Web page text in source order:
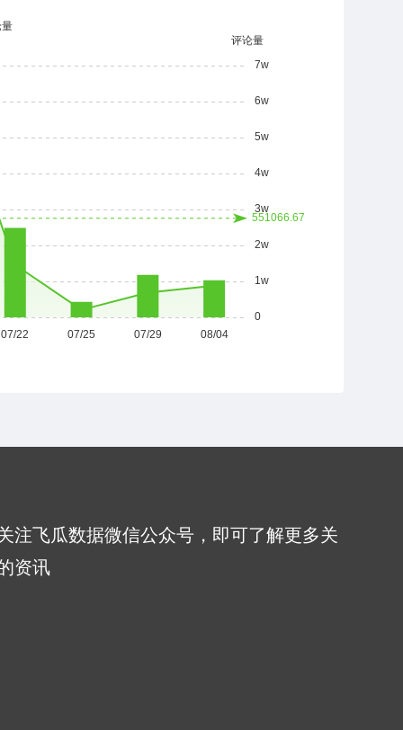
注飞瓜数据微信公众号，即可了解更多关
资讯